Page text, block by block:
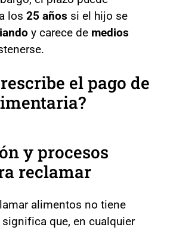
los 25 años si el hijo se
y carece de medios
el pago de
y procesos
reclamar
alimentos no tiene
significa que, en cualquier